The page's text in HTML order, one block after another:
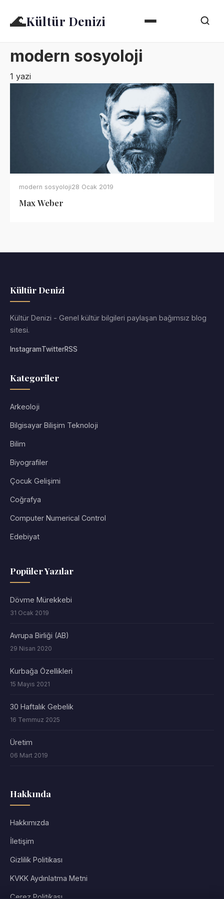
🌊Kültür Denizi
modern sosyoloji
1 yazi
modern sosyoloji28 Ocak 2019
Max Weber
Kültür Denizi
Kültür Denizi - Genel kültür bilgileri paylaşan bağımsız blog
sitesi.
InstagramTwitterRSS
Kategoriler
Arkeoloji
Bilgisayar Bilişim Teknoloji
Bilim
Biyografiler
Çocuk Gelişimi
Coğrafya
Computer Numerical Control
Edebiyat
Popüler Yazılar
Dövme Mürekkebi
31 Ocak 2019
Avrupa Birliği (AB)
29 Nisan 2020
Kurbağa Özellikleri
15 Mayıs 2021
30 Haftalık Gebelik
16 Temmuz 2025
Üretim
06 Mart 2019
Hakkında
Hakkımızda
İletişim
Gizlilik Politikası
KVKK Aydınlatma Metni
Çerez Politikası